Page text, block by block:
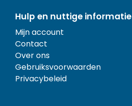
Hulp en nuttige informatie
Mijn account
Contact
Over ons
Gebruiksvoorwaarden
Privacybeleid